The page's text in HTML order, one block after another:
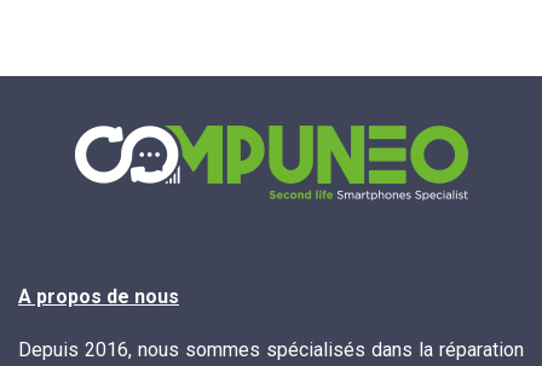
A propos de nous
Depuis 2016, nous sommes spécialisés dans la réparation